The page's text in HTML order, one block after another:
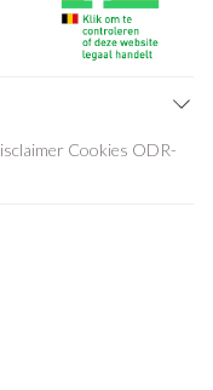
Cookies ODR-